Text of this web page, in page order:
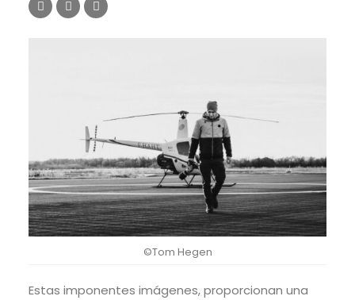
©Tom Hegen
Estas imponentes imágenes, proporcionan una